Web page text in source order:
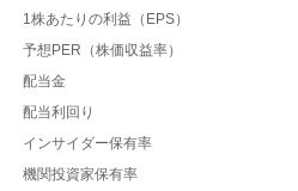
1株あたりの利益（EPS）
予想PER（株価収益率）
配当金
配当利回り
インサイダー保有率
機関投資家保有率